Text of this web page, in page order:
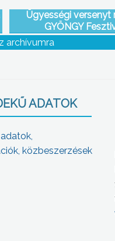
Ügyességi versenyt
GYÖNGY
archívumra
ADATOK
közbeszerzések